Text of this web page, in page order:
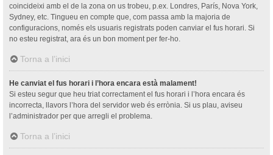
coincideixi amb el de la zona on us trobeu, p.ex. Londres, París, Nova York,
Sydney, etc. Tingueu en compte que, com passa amb la majoria de
configuracions, només els usuaris registrats poden canviar el fus horari. Si
no esteu registrat, ara és un bon moment per fer-ho.
Torna a l’inici
He canviat el fus horari i l’hora encara està malament!
Si esteu segur que heu triat correctament el fus horari i l’hora encara és
incorrecta, llavors l’hora del servidor web és errònia. Si us plau, aviseu
l’administrador per que arregli el problema.
Torna a l’inici